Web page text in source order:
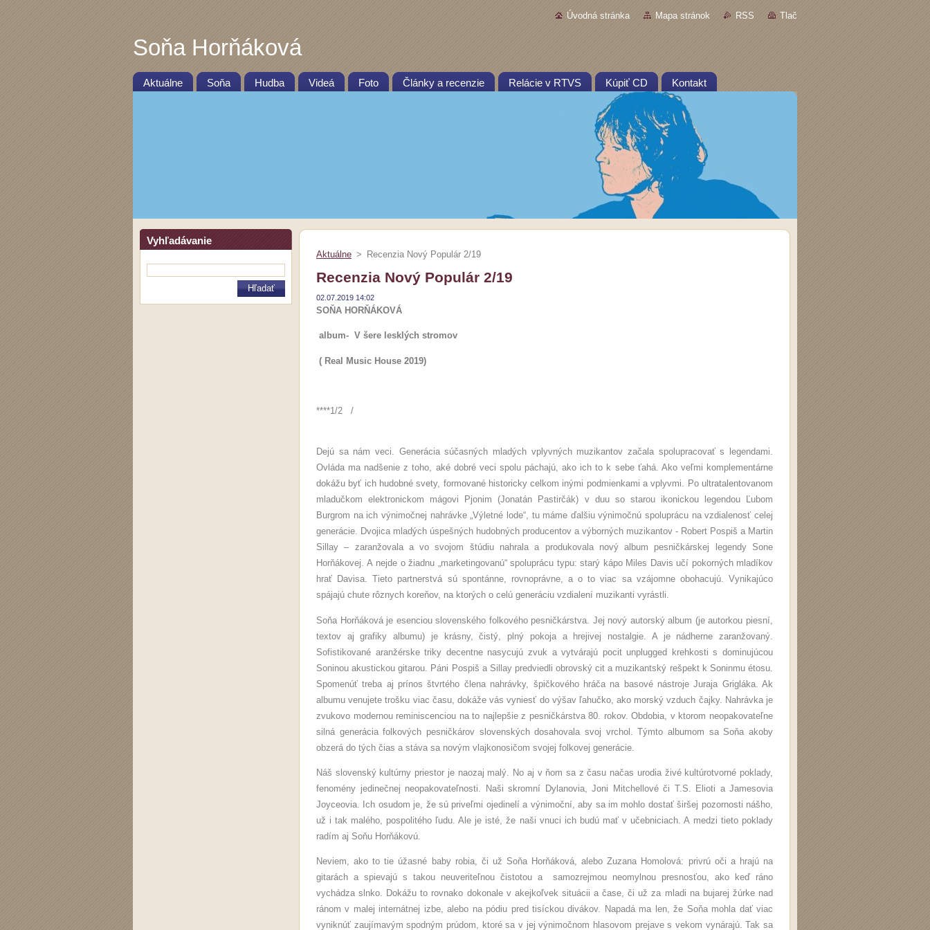
Úvodná stránka Mapa stránok RSS Tlač
Soňa Horňáková
Aktuálne Soňa Hudba Videá Foto Články a recenzie Relácie v RTVS Kúpiť CD Kontakt
Vyhľadávanie
Aktuálne > Recenzia Nový Populár 2/19
Recenzia Nový Populár 2/19
02.07.2019 14:02
SOŇA HORŇÁKOVÁ
album- V šere lesklých stromov
( Real Music House 2019)
****1/2 /
Dejú sa nám veci. Generácia súčasných mladých vplyvných muzikantov začala spolupracovať s legendami.
Ovláda ma nadšenie z toho, aké dobré veci spolu páchajú, ako ich to k sebe ťahá. Ako veľmi komplementárne
dokážu byť ich hudobné svety, formované historicky celkom inými podmienkami a vplyvmi. Po ultratalentovanom
mladučkom elektronickom mágovi Pjonim (Jonatán Pastirčák) v duu so starou ikonickou legendou Ľubom
Burgrom na ich výnimočnej nahrávke „Výletné lode“, tu máme ďalšiu výnimočnú spoluprácu na vzdialenosť celej
generácie. Dvojica mladých úspešných hudobných producentov a výborných muzikantov - Robert Pospiš a Martin
Sillay – zaranžovala a vo svojom štúdiu nahrala a produkovala nový album pesničkárskej legendy Sone
Horňákovej. A nejde o žiadnu „marketingovanú“ spoluprácu typu: starý kápo Miles Davis učí pokorných mladíkov
hrať Davisa. Tieto partnerstvá sú spontánne, rovnoprávne, a o to viac sa vzájomne obohacujú. Vynikajúco
spájajú chute rôznych koreňov, na ktorých o celú generáciu vzdialení muzikanti vyrástli.
Soňa Horňáková je esenciou slovenského folkového pesničkárstva. Jej nový autorský album (je autorkou piesní,
textov aj grafiky albumu) je krásny, čistý, plný pokoja a hrejivej nostalgie. A je nádherne zaranžovaný.
Sofistikované aranžérske triky decentne nasycujú zvuk a vytvárajú pocit unplugged krehkosti s dominujúcou
Soninou akustickou gitarou. Páni Pospiš a Sillay predviedli obrovský cit a muzikantský rešpekt k Soninmu étosu.
Spomenúť treba aj prínos štvrtého člena nahrávky, špičkového hráča na basové nástroje Juraja Grigláka. Ak
albumu venujete trošku viac času, dokáže vás vyniesť do výšav ľahučko, ako morský vzduch čajky. Nahrávka je
zvukovo modernou reminiscenciou na to najlepšie z pesničkárstva 80. rokov. Obdobia, v ktorom neopakovateľne
silná generácia folkových pesničkárov slovenských dosahovala svoj vrchol. Týmto albumom sa Soňa akoby
obzerá do tých čias a stáva sa novým vlajkonosičom svojej folkovej generácie.
Náš slovenský kultúrny priestor je naozaj malý. No aj v ňom sa z času načas urodia živé kultúrotvorné poklady,
fenomény jedinečnej neopakovateľnosti. Naši skromní Dylanovia, Joni Mitchellové či T.S. Elioti a Jamesovia
Joyceovia. Ich osudom je, že sú priveľmi ojedinelí a výnimoční, aby sa im mohlo dostať širšej pozornosti nášho,
už i tak malého, pospolitého ľudu. Ale je isté, že naši vnuci ich budú mať v učebniciach. A medzi tieto poklady
radím aj Soňu Horňákovú.
Neviem, ako to tie úžasné baby robia, či už Soňa Horňáková, alebo Zuzana Homolová: privrú oči a hrajú na
gitarách a spievajú s takou neuveriteľnou čistotou a samozrejmou neomylnou presnosťou, ako keď ráno
vychádza slnko. Dokážu to rovnako dokonale v akejkoľvek situácii a čase, či už za mladi na bujarej žúrke nad
ránom v malej internátnej izbe, alebo na pódiu pred tisíckou divákov. Napadá ma len, že Soňa mohla dať viac
vyniknúť zaujímavým spodným prúdom, ktoré sa v jej výnimočnom hlasovom prejave s vekom vynárajú. Tak sa